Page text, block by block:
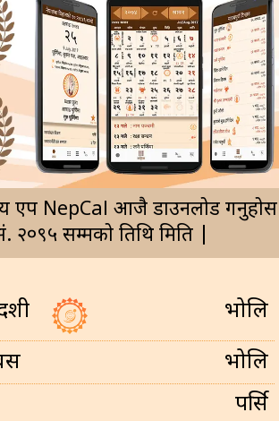
एप NepCal आजै डाउनलोड गर्नुहोस
२०९५ सम्मको तिथि मिति |
भोलि
भोलि
पर्सि